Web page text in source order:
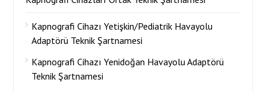
Kapnografi Cihazı Yetişkin/Pediatrik Havayolu
Adaptörü Teknik Şartnamesi
Kapnografi Cihazı Yenidoğan Havayolu Adaptörü
Teknik Şartnamesi